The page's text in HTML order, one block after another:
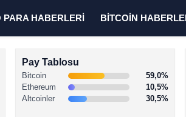
PARA HABERLERİ BİTCOİN
Pay Tablosu
Bitcoin
59,0%
Ethereum
10,5%
Altcoinler
30,5%